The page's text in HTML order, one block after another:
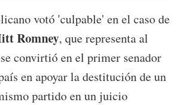
votó 'culpable' en el caso de
Romney, que representa al
convirtió en el primer senador
en apoyar la destitución de un
partido en un juicio